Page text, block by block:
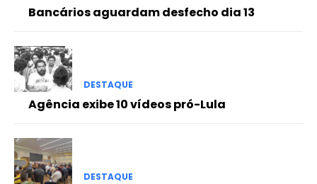
Bancários aguardam desfecho dia 13
DESTAQUE
Agência exibe 10 vídeos pró-Lula
DESTAQUE